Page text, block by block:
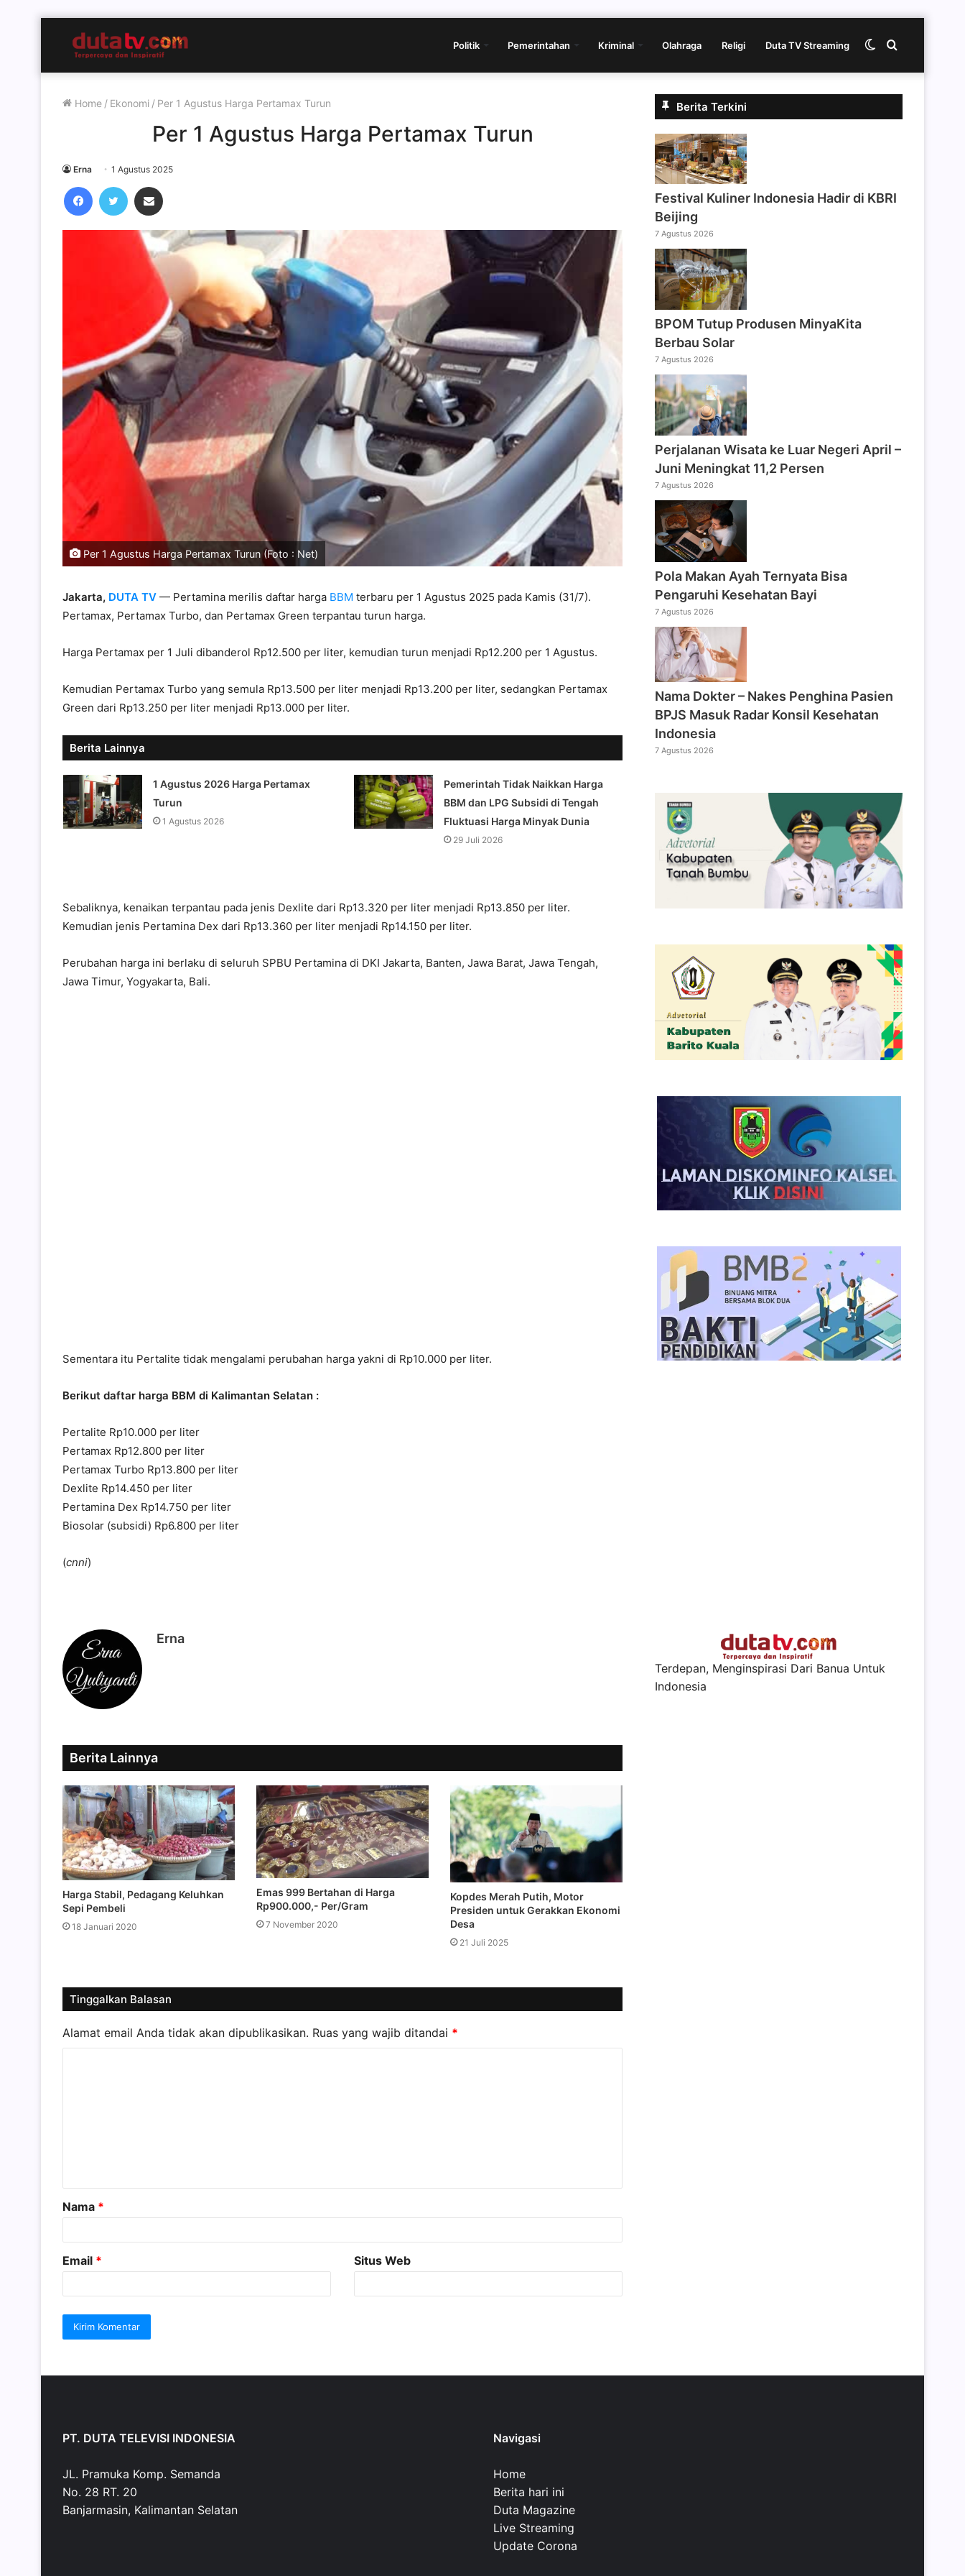
Politik Pemerintahan Kriminal Olahraga Religi Duta TV Streaming Cari
Switch
Home / Ekonomi / Per 1 Agustus Harga Pertamax Turun
Per 1 Agustus Harga Pertamax Turun
Erna 1 Agustus 2025
FacebookTwitter
Per 1 Agustus Harga Pertamax Turun (Foto : Net)
Jakarta, DUTA TV — Pertamina merilis daftar harga BBM terbaru per 1 Agustus 2025 pada Kamis (31/7).
Pertamax, Pertamax Turbo, dan Pertamax Green terpantau turun harga.
Harga Pertamax per 1 Juli dibanderol Rp12.500 per liter, kemudian turun menjadi Rp12.200 per 1 Agustus.
Kemudian Pertamax Turbo yang semula Rp13.500 per liter menjadi Rp13.200 per liter, sedangkan Pertamax
Green dari Rp13.250 per liter menjadi Rp13.000 per liter.
Berita Lainnya
1 Agustus 2026 Harga Pertamax
Turun
1 Agustus 2026
Pemerintah Tidak Naikkan Harga
BBM dan LPG Subsidi di Tengah
Fluktuasi Harga Minyak Dunia
29 Juli 2026
Sebaliknya, kenaikan terpantau pada jenis Dexlite dari Rp13.320 per liter menjadi Rp13.850 per liter.
Kemudian jenis Pertamina Dex dari Rp13.360 per liter menjadi Rp14.150 per liter.
Perubahan harga ini berlaku di seluruh SPBU Pertamina di DKI Jakarta, Banten, Jawa Barat, Jawa Tengah,
Jawa Timur, Yogyakarta, Bali.
Sementara itu Pertalite tidak mengalami perubahan harga yakni di Rp10.000 per liter.
Berikut daftar harga BBM di Kalimantan Selatan :
Pertalite Rp10.000 per liter
Pertamax Rp12.800 per liter
Pertamax Turbo Rp13.800 per liter
Dexlite Rp14.450 per liter
Pertamina Dex Rp14.750 per liter
Biosolar (subsidi) Rp6.800 per liter
(cnni)
Erna
Berita Lainnya
Harga Stabil, Pedagang Keluhkan
Sepi Pembeli
18 Januari 2020
Emas 999 Bertahan di Harga
Rp900.000,- Per/Gram
7 November 2020
Kopdes Merah Putih, Motor
Presiden untuk Gerakkan Ekonomi
Desa
21 Juli 2025
Tinggalkan Balasan
Alamat email Anda tidak akan dipublikasikan. Ruas yang wajib ditandai *
a
r
Nama *
Email * Situs Web
Berita Terkini
Festival Kuliner Indonesia Hadir di KBRI
Beijing
7 Agustus 2026
BPOM Tutup Produsen MinyaKita
Berbau Solar
7 Agustus 2026
Perjalanan Wisata ke Luar Negeri April –
Juni Meningkat 11,2 Persen
7 Agustus 2026
Pola Makan Ayah Ternyata Bisa
Pengaruhi Kesehatan Bayi
7 Agustus 2026
Nama Dokter – Nakes Penghina Pasien
BPJS Masuk Radar Konsil Kesehatan
Indonesia
7 Agustus 2026
Terdepan, Menginspirasi Dari Banua Untuk
Indonesia
PT. DUTA TELEVISI INDONESIA
JL. Pramuka Komp. Semanda
No. 28 RT. 20
Banjarmasin, Kalimantan Selatan
Navigasi
Home
Berita hari ini
Duta Magazine
Live Streaming
Update Corona